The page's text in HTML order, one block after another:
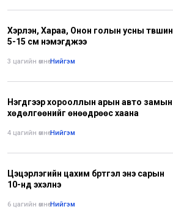
Хэрлэн, Хараа, Онон голын усны түвшин
5-15 см нэмэгджээ
3 цагийн өмнө•Нийгэм
Нэгдүгээр хорооллын арын авто замын
хөдөлгөөнийг өнөөдрөөс хаана
4 цагийн өмнө•Нийгэм
Цэцэрлэгийн цахим бүртгэл энэ сарын
10-нд эхэлнэ
6 цагийн өмнө•Нийгэм